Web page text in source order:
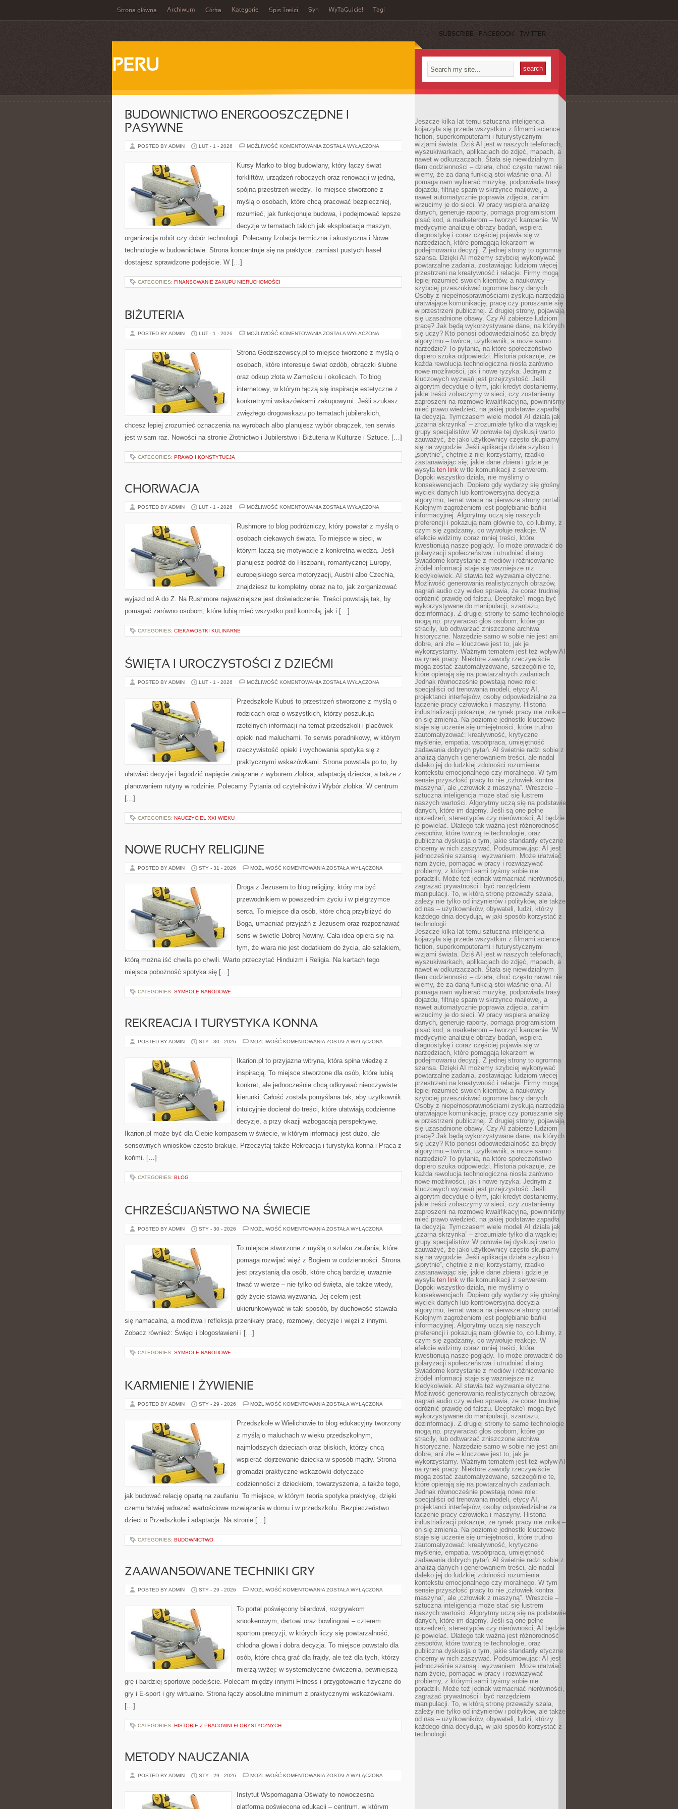
Strona główna Archiwum Córka Kategorie Spis Treści Syn WyTaGuJcie! Tagi
SUBSCRIBE FACEBOOK TWITTER
PERU
BUDOWNICTWO ENERGOOSZCZĘDNE I
PASYWNE
POSTED BY ADMIN LUT - 1 - 2026 MOŻLIWOŚĆ KOMENTOWANIA BUDOWNICTWO
PASYWNE
ZOSTAŁA WYŁĄCZONA
Kursy Marko to blog budowlany, który łączy świat
forkliftów, urządzeń roboczych oraz renowacji w jedną,
spójną przestrzeń wiedzy. To miejsce stworzone z
myślą o osobach, które chcą pracować bezpieczniej,
rozumieć, jak funkcjonuje budowa, i podejmować lepsze
decyzje w tematach takich jak eksploatacja maszyn,
organizacja robót czy dobór technologii. Polecamy Izolacja termiczna i akustyczna i Nowe
technologie w budownictwie. Strona koncentruje się na praktyce: zamiast pustych haseł
dostajesz sprawdzone podejście. W […]
CATEGORIES: FINANSOWANIE ZAKUPU NIERUCHOMOŚCI
BIŻUTERIA
POSTED BY ADMIN LUT - 1 - 2026 MOŻLIWOŚĆ KOMENTOWANIA BIŻUTERIA
ZOSTAŁA WYŁĄCZONA
Strona Godziszewscy.pl to miejsce tworzone z myślą o
osobach, które interesuje świat ozdób, obrączki ślubne
oraz odkup złota w Zamościu i okolicach. To blog
internetowy, w którym łączą się inspiracje estetyczne z
konkretnymi wskazówkami zakupowymi. Jeśli szukasz
zwięzłego drogowskazu po tematach jubilerskich,
chcesz lepiej zrozumieć oznaczenia na wyrobach albo planujesz wybór obrączek, ten serwis
jest w sam raz. Nowości na stronie Złotnictwo i Jubilerstwo i Biżuteria w Kulturze i Sztuce. […]
CATEGORIES: PRAWO I KONSTYTUCJA
CHORWACJA
POSTED BY ADMIN LUT - 1 - 2026 MOŻLIWOŚĆ KOMENTOWANIA CHORWACJA
ZOSTAŁA WYŁĄCZONA
Rushmore to blog podróżniczy, który powstał z myślą o
osobach ciekawych świata. To miejsce w sieci, w
którym łączą się motywacje z konkretną wiedzą. Jeśli
planujesz podróż do Hiszpanii, romantycznej Europy,
europejskiego serca motoryzacji, Austrii albo Czechia,
znajdziesz tu kompletny obraz na to, jak zorganizować
wyjazd od A do Z. Na Rushmore najważniejsze jest doświadczenie. Treści powstają tak, by
pomagać zarówno osobom, które lubią mieć wszystko pod kontrolą, jak i […]
CATEGORIES: CIEKAWOSTKI KULINARNE
ŚWIĘTA I UROCZYSTOŚCI Z DZIEĆMI
POSTED BY ADMIN LUT - 1 - 2026 MOŻLIWOŚĆ KOMENTOWANIA ŚWIĘTA
DZIEĆMI
ZOSTAŁA WYŁĄCZONA
Przedszkole Kubuś to przestrzeń stworzone z myślą o
rodzicach oraz o wszystkich, którzy poszukują
rzetelnych informacji na temat przedszkoli i placówek
opieki nad maluchami. To serwis poradnikowy, w którym
rzeczywistość opieki i wychowania spotyka się z
praktycznymi wskazówkami. Strona powstała po to, by
ułatwiać decyzje i łagodzić napięcie związane z wyborem żłobka, adaptacją dziecka, a także z
planowaniem rutyny w rodzinie. Polecamy Pytania od czytelników i Wybór żłobka. W centrum
[…]
CATEGORIES: NAUCZYCIEL XXI WIEKU
NOWE RUCHY RELIGIJNE
POSTED BY ADMIN STY - 31 - 2026 MOŻLIWOŚĆ KOMENTOWANIA NOWE
ZOSTAŁA WYŁĄCZONA
Droga z Jezusem to blog religijny, który ma być
przewodnikiem w powszednim życiu i w pielgrzymce
serca. To miejsce dla osób, które chcą przybliżyć do
Boga, umacniać przyjaźń z Jezusem oraz rozpoznawać
sens w świetle Dobrej Nowiny. Cała idea opiera się na
tym, że wiara nie jest dodatkiem do życia, ale szlakiem,
którą można iść chwila po chwili. Warto przeczytać Hinduizm i Religia. Na kartach tego
miejsca pobożność spotyka się […]
CATEGORIES: SYMBOLE NARODOWE
REKREACJA I TURYSTYKA KONNA
POSTED BY ADMIN STY - 30 - 2026 MOŻLIWOŚĆ KOMENTOWANIA REKREACJA
KONNA
ZOSTAŁA WYŁĄCZONA
Ikarion.pl to przyjazna witryna, która spina wiedzę z
inspiracją. To miejsce stworzone dla osób, które lubią
konkret, ale jednocześnie chcą odkrywać nieoczywiste
kierunki. Całość została pomyślana tak, aby użytkownik
intuicyjnie docierał do treści, które ułatwiają codzienne
decyzje, a przy okazji wzbogacają perspektywę.
Ikarion.pl może być dla Ciebie kompasem w świecie, w którym informacji jest dużo, ale
sensownych wniosków często brakuje. Przeczytaj także Rekreacja i turystyka konna i Praca z
końmi. […]
CATEGORIES: BLOG
CHRZEŚCIJAŃSTWO NA ŚWIECIE
POSTED BY ADMIN STY - 30 - 2026 MOŻLIWOŚĆ KOMENTOWANIA CHRZEŚCIJAŃSTWO
ZOSTAŁA WYŁĄCZONA
To miejsce stworzone z myślą o szlaku zaufania, które
pomaga rozwijać więź z Bogiem w codzienności. Strona
jest przystanią dla osób, które chcą bardziej uważnie
trwać w wierze – nie tylko od święta, ale także wtedy,
gdy życie stawia wyzwania. Jej celem jest
ukierunkowywać w taki sposób, by duchowość stawała
się namacalna, a modlitwa i refleksja przenikały pracę, rozmowy, decyzje i więzi z innymi.
Zobacz również: Święci i błogosławieni i […]
CATEGORIES: SYMBOLE NARODOWE
KARMIENIE I ŻYWIENIE
POSTED BY ADMIN STY - 29 - 2026 MOŻLIWOŚĆ KOMENTOWANIA KARMIENIE
ZOSTAŁA WYŁĄCZONA
Przedszkole w Wielichowie to blog edukacyjny tworzony
z myślą o maluchach w wieku przedszkolnym,
najmłodszych dzieciach oraz bliskich, którzy chcą
wspierać dojrzewanie dziecka w sposób mądry. Strona
gromadzi praktyczne wskazówki dotyczące
codzienności z dzieckiem, towarzyszenia, a także tego,
jak budować relację opartą na zaufaniu. To miejsce, w którym teoria spotyka praktykę, dzięki
czemu łatwiej wdrażać wartościowe rozwiązania w domu i w przedszkolu. Bezpieczeństwo
dzieci o Przedszkole i adaptacja. Na stronie […]
CATEGORIES: BUDOWNICTWO
ZAAWANSOWANE TECHNIKI GRY
POSTED BY ADMIN STY - 29 - 2026 MOŻLIWOŚĆ KOMENTOWANIA ZAAWANSOWANE
ZOSTAŁA WYŁĄCZONA
To portal poświęcony bilardowi, rozgrywkom
snookerowym, dartowi oraz bowlingowi – czterem
sportom precyzji, w których liczy się powtarzalność,
chłodna głowa i dobra decyzja. To miejsce powstało dla
osób, które chcą grać dla frajdy, ale też dla tych, którzy
mierzą wyżej: w systematyczne ćwiczenia, pewniejszą
grę i bardziej sportowe podejście. Polecam między innymi Fitness i przygotowanie fizyczne do
gry i E-sport i gry wirtualne. Strona łączy absolutne minimum z praktycznymi wskazówkami.
[…]
CATEGORIES: HISTORIE Z PRACOWNI FLORYSTYCZNYCH
METODY NAUCZANIA
POSTED BY ADMIN STY - 29 - 2026 MOŻLIWOŚĆ KOMENTOWANIA METODY
ZOSTAŁA WYŁĄCZONA
Instytut Wspomagania Oświaty to nowoczesna
platforma poświęcona edukacji – centrum, w którym
Jeszcze kilka lat temu sztuczna inteligencja
kojarzyła się przede wszystkim z filmami science
fiction, superkomputerami i futurystycznymi
wizjami świata. Dziś AI jest w naszych telefonach,
wyszukiwarkach, aplikacjach do zdjęć, mapach, a
nawet w odkurzaczach. Stała się niewidzialnym
tłem codzienności – działa, choć często nawet nie
wiemy, że za daną funkcją stoi właśnie ona. AI
pomaga nam wybierać muzykę, podpowiada trasy
dojazdu, filtruje spam w skrzynce mailowej, a
nawet automatycznie poprawia zdjęcia, zanim
wrzucimy je do sieci. W pracy wspiera analizę
danych, generuje raporty, pomaga programistom
pisać kod, a marketerom – tworzyć kampanie. W
medycynie analizuje obrazy badań, wspiera
diagnostykę i coraz częściej pojawia się w
narzędziach, które pomagają lekarzom w
podejmowaniu decyzji. Z jednej strony to ogromna
szansa. Dzięki AI możemy szybciej wykonywać
powtarzalne zadania, zostawiając ludziom więcej
przestrzeni na kreatywność i relacje. Firmy mogą
lepiej rozumieć swoich klientów, a naukowcy –
szybciej przeszukiwać ogromne bazy danych.
Osoby z niepełnosprawnościami zyskują narzędzia
ułatwiające komunikację, pracę czy poruszanie się
w przestrzeni publicznej. Z drugiej strony, pojawiają
się uzasadnione obawy. Czy AI zabierze ludziom
pracę? Jak będą wykorzystywane dane, na których
się uczy? Kto ponosi odpowiedzialność za błędy
algorytmu – twórca, użytkownik, a może samo
narzędzie? To pytania, na które społeczeństwo
dopiero szuka odpowiedzi. Historia pokazuje, że
każda rewolucja technologiczna niosła zarówno
nowe możliwości, jak i nowe ryzyka. Jednym z
kluczowych wyzwań jest przejrzystość. Jeśli
algorytm decyduje o tym, jaki kredyt dostaniemy,
jakie treści zobaczymy w sieci, czy zostaniemy
zaproszeni na rozmowę kwalifikacyjną, powinniśmy
mieć prawo wiedzieć, na jakiej podstawie zapadła
ta decyzja. Tymczasem wiele modeli AI działa jak
„czarna skrzynka” – zrozumiałe tylko dla wąskiej
grupy specjalistów. W połowie tej dyskusji warto
zauważyć, że jako użytkownicy często skupiamy
się na wygodzie. Jeśli aplikacja działa szybko i
„sprytnie”, chętnie z niej korzystamy, rzadko
zastanawiając się, jakie dane zbiera i gdzie je
wysyła ten link w tle komunikacji z serwerem.
Dopóki wszystko działa, nie myślimy o
konsekwencjach. Dopiero gdy wydarzy się głośny
wyciek danych lub kontrowersyjna decyzja
algorytmu, temat wraca na pierwsze strony portali.
Kolejnym zagrożeniem jest pogłębianie bańki
informacyjnej. Algorytmy uczą się naszych
preferencji i pokazują nam głównie to, co lubimy, z
czym się zgadzamy, co wywołuje reakcje. W
efekcie widzimy coraz mniej treści, które
kwestionują nasze poglądy. To może prowadzić do
polaryzacji społeczeństwa i utrudniać dialog.
Świadome korzystanie z mediów i różnicowanie
źródeł informacji staje się ważniejsze niż
kiedykolwiek. AI stawia też wyzwania etyczne.
Możliwość generowania realistycznych obrazów,
nagrań audio czy wideo sprawia, że coraz trudniej
odróżnić prawdę od fałszu. Deepfake’i mogą być
wykorzystywane do manipulacji, szantażu,
dezinformacji. Z drugiej strony te same technologie
mogą np. przywracać głos osobom, które go
straciły, lub odtwarzać zniszczone archiwa
historyczne. Narzędzie samo w sobie nie jest ani
dobre, ani złe – kluczowe jest to, jak je
wykorzystamy. Ważnym tematem jest też wpływ AI
na rynek pracy. Niektóre zawody rzeczywiście
mogą zostać zautomatyzowane, szczególnie te,
które opierają się na powtarzalnych zadaniach.
Jednak równocześnie powstają nowe role:
specjaliści od trenowania modeli, etycy AI,
projektanci interfejsów, osoby odpowiedzialne za
łączenie pracy człowieka i maszyny. Historia
industrializacji pokazuje, że rynek pracy nie znika –
on się zmienia. Na poziomie jednostki kluczowe
staje się uczenie się umiejętności, które trudno
zautomatyzować: kreatywność, krytyczne
myślenie, empatia, współpraca, umiejętność
zadawania dobrych pytań. AI świetnie radzi sobie z
analizą danych i generowaniem treści, ale nadal
daleko jej do ludzkiej zdolności rozumienia
kontekstu emocjonalnego czy moralnego. W tym
sensie przyszłość pracy to nie „człowiek kontra
maszyna”, ale „człowiek z maszyną”. Wreszcie –
sztuczna inteligencja może stać się lustrem
naszych wartości. Algorytmy uczą się na podstawie
danych, które im dajemy. Jeśli są one pełne
uprzedzeń, stereotypów czy nierówności, AI będzie
je powielać. Dlatego tak ważna jest różnorodność
zespołów, które tworzą te technologie, oraz
publiczna dyskusja o tym, jakie standardy etyczne
chcemy w nich zaszywać. Podsumowując: AI jest
jednocześnie szansą i wyzwaniem. Może ułatwiać
nam życie, pomagać w pracy i rozwiązywać
problemy, z którymi sami byśmy sobie nie
poradzili. Może też jednak wzmacniać nierówności,
zagrażać prywatności i być narzędziem
manipulacji. To, w którą stronę przeważy szala,
zależy nie tylko od inżynierów i polityków, ale także
od nas – użytkowników, obywateli, ludzi, którzy
każdego dnia decydują, w jaki sposób korzystać z
technologii.
Jeszcze kilka lat temu sztuczna inteligencja
kojarzyła się przede wszystkim z filmami science
fiction, superkomputerami i futurystycznymi
wizjami świata. Dziś AI jest w naszych telefonach,
wyszukiwarkach, aplikacjach do zdjęć, mapach, a
nawet w odkurzaczach. Stała się niewidzialnym
tłem codzienności – działa, choć często nawet nie
wiemy, że za daną funkcją stoi właśnie ona. AI
pomaga nam wybierać muzykę, podpowiada trasy
dojazdu, filtruje spam w skrzynce mailowej, a
nawet automatycznie poprawia zdjęcia, zanim
wrzucimy je do sieci. W pracy wspiera analizę
danych, generuje raporty, pomaga programistom
pisać kod, a marketerom – tworzyć kampanie. W
medycynie analizuje obrazy badań, wspiera
diagnostykę i coraz częściej pojawia się w
narzędziach, które pomagają lekarzom w
podejmowaniu decyzji. Z jednej strony to ogromna
szansa. Dzięki AI możemy szybciej wykonywać
powtarzalne zadania, zostawiając ludziom więcej
przestrzeni na kreatywność i relacje. Firmy mogą
lepiej rozumieć swoich klientów, a naukowcy –
szybciej przeszukiwać ogromne bazy danych.
Osoby z niepełnosprawnościami zyskują narzędzia
ułatwiające komunikację, pracę czy poruszanie się
w przestrzeni publicznej. Z drugiej strony, pojawiają
się uzasadnione obawy. Czy AI zabierze ludziom
pracę? Jak będą wykorzystywane dane, na których
się uczy? Kto ponosi odpowiedzialność za błędy
algorytmu – twórca, użytkownik, a może samo
narzędzie? To pytania, na które społeczeństwo
dopiero szuka odpowiedzi. Historia pokazuje, że
każda rewolucja technologiczna niosła zarówno
nowe możliwości, jak i nowe ryzyka. Jednym z
kluczowych wyzwań jest przejrzystość. Jeśli
algorytm decyduje o tym, jaki kredyt dostaniemy,
jakie treści zobaczymy w sieci, czy zostaniemy
zaproszeni na rozmowę kwalifikacyjną, powinniśmy
mieć prawo wiedzieć, na jakiej podstawie zapadła
ta decyzja. Tymczasem wiele modeli AI działa jak
„czarna skrzynka” – zrozumiałe tylko dla wąskiej
grupy specjalistów. W połowie tej dyskusji warto
zauważyć, że jako użytkownicy często skupiamy
się na wygodzie. Jeśli aplikacja działa szybko i
„sprytnie”, chętnie z niej korzystamy, rzadko
zastanawiając się, jakie dane zbiera i gdzie je
wysyła ten link w tle komunikacji z serwerem.
Dopóki wszystko działa, nie myślimy o
konsekwencjach. Dopiero gdy wydarzy się głośny
wyciek danych lub kontrowersyjna decyzja
algorytmu, temat wraca na pierwsze strony portali.
Kolejnym zagrożeniem jest pogłębianie bańki
informacyjnej. Algorytmy uczą się naszych
preferencji i pokazują nam głównie to, co lubimy, z
czym się zgadzamy, co wywołuje reakcje. W
efekcie widzimy coraz mniej treści, które
kwestionują nasze poglądy. To może prowadzić do
polaryzacji społeczeństwa i utrudniać dialog.
Świadome korzystanie z mediów i różnicowanie
źródeł informacji staje się ważniejsze niż
kiedykolwiek. AI stawia też wyzwania etyczne.
Możliwość generowania realistycznych obrazów,
nagrań audio czy wideo sprawia, że coraz trudniej
odróżnić prawdę od fałszu. Deepfake’i mogą być
wykorzystywane do manipulacji, szantażu,
dezinformacji. Z drugiej strony te same technologie
mogą np. przywracać głos osobom, które go
straciły, lub odtwarzać zniszczone archiwa
historyczne. Narzędzie samo w sobie nie jest ani
dobre, ani złe – kluczowe jest to, jak je
wykorzystamy. Ważnym tematem jest też wpływ AI
na rynek pracy. Niektóre zawody rzeczywiście
mogą zostać zautomatyzowane, szczególnie te,
które opierają się na powtarzalnych zadaniach.
Jednak równocześnie powstają nowe role:
specjaliści od trenowania modeli, etycy AI,
projektanci interfejsów, osoby odpowiedzialne za
łączenie pracy człowieka i maszyny. Historia
industrializacji pokazuje, że rynek pracy nie znika –
on się zmienia. Na poziomie jednostki kluczowe
staje się uczenie się umiejętności, które trudno
zautomatyzować: kreatywność, krytyczne
myślenie, empatia, współpraca, umiejętność
zadawania dobrych pytań. AI świetnie radzi sobie z
analizą danych i generowaniem treści, ale nadal
daleko jej do ludzkiej zdolności rozumienia
kontekstu emocjonalnego czy moralnego. W tym
sensie przyszłość pracy to nie „człowiek kontra
maszyna”, ale „człowiek z maszyną”. Wreszcie –
sztuczna inteligencja może stać się lustrem
naszych wartości. Algorytmy uczą się na podstawie
danych, które im dajemy. Jeśli są one pełne
uprzedzeń, stereotypów czy nierówności, AI będzie
je powielać. Dlatego tak ważna jest różnorodność
zespołów, które tworzą te technologie, oraz
publiczna dyskusja o tym, jakie standardy etyczne
chcemy w nich zaszywać. Podsumowując: AI jest
jednocześnie szansą i wyzwaniem. Może ułatwiać
nam życie, pomagać w pracy i rozwiązywać
problemy, z którymi sami byśmy sobie nie
poradzili. Może też jednak wzmacniać nierówności,
zagrażać prywatności i być narzędziem
manipulacji. To, w którą stronę przeważy szala,
zależy nie tylko od inżynierów i polityków, ale także
od nas – użytkowników, obywateli, ludzi, którzy
każdego dnia decydują, w jaki sposób korzystać z
technologii.